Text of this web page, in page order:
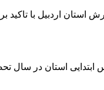
استان اردبیل با